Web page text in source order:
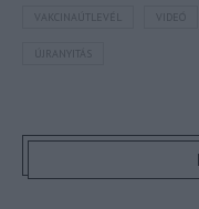
VAKCINAÚTLEVÉL
ÚJRANYITÁS